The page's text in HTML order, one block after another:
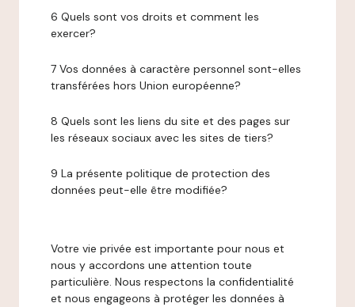
6 Quels sont vos droits et comment les
exercer?
7 Vos données à caractère personnel sont-elles
transférées hors Union européenne?
8 Quels sont les liens du site et des pages sur
les réseaux sociaux avec les sites de tiers?
9 La présente politique de protection des
données peut-elle être modifiée?
Votre vie privée est importante pour nous et
nous y accordons une attention toute
particulière. Nous respectons la confidentialité
et nous engageons à protéger les données à